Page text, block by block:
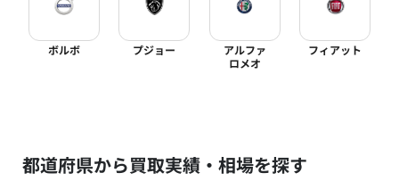
ボルボ プジョー
アルファ
ロメオ
フィアット
都道府県から買取実績・相場を探す